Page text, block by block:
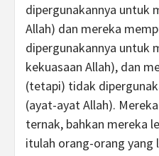
dipergunakannya untuk
Allah) dan mereka
dipergunakannya untuk
kekuasaan Allah), dan
(tetapi) tidak
(ayat-ayat Allah).
ternak, bahkan mereka
itulah orang-orang yang